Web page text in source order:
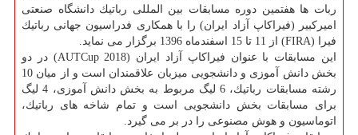
ربات ها هفتمین دوره مسابقات بین المللی رباتیك دانشگاه صنعتی
امیركبیر (فیراكاپ آزاد ایران) را با همكاری فدراسیون جهانی رباتیك
فیرا (FIRA) از 11 تا 15 اسفندماه 1396 برگزار می نماید.
این مسابقات با عنوان فیراكاپ آزاد ایران (AUTCup 2018) در دو
بخش دانش آموزی و دانشجویی میزبان علاقمندان است و از میان 10
رشته مسابقات رباتیك، 6 لیگ مربوط به بخش دانش آموزی، 4 لیگ
برای مسابقات بخش دانشجویی است و تمام شاخه های رباتیك،
اتوماسیون و هوش مصنوعی را در بر می گیرد.